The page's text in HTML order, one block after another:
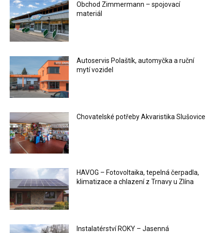
Obchod Zimmermann – spojovací
materiál
Autoservis Polaštík, automyčka a ruční
mytí vozidel
Chovatelské potřeby Akvaristika Slušovice
HAVOG – Fotovoltaika, tepelná čerpadla,
klimatizace a chlazení z Trnavy u Zlína
Instalatérství ROKY – Jasenná